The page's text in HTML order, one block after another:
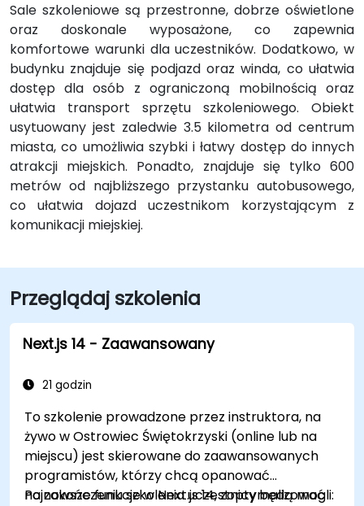
Sale szkoleniowe są przestronne, dobrze oświetlone
oraz doskonale wyposażone, co zapewnia
komfortowe warunki dla uczestników. Dodatkowo, w
budynku znajduje się podjazd oraz winda, co ułatwia
dostęp dla osób z ograniczoną mobilnością oraz
ułatwia transport sprzętu szkoleniowego. Obiekt
usytuowany jest zaledwie 3.5 kilometra od centrum
miasta, co umożliwia szybki i łatwy dostęp do innych
atrakcji miejskich. Ponadto, znajduje się tylko 600
metrów od najbliższego przystanku autobusowego,
co ułatwia dojazd uczestnikom korzystającym z
komunikacji miejskiej.
Przeglądaj szkolenia
Next.js 14 - Zaawansowany
21 godzin
To szkolenie prowadzone przez instruktora, na
żywo w Ostrowiec Świętokrzyski (online lub na
miejscu) jest skierowane do zaawansowanych
programistów, którzy chcą opanować
najnowsze funkcje w Next.js 14, zoptymalizować
Po zakończeniu szkolenia uczestnicy będą mogli: